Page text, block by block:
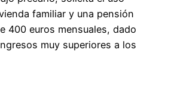
familiar y una pensión
400 euros mensuales, dado
muy superiores a los